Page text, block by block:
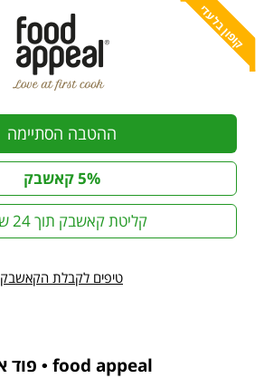
קופון בלעדי
ההטבה הסתיימה
5% קאשבק
קליטת קאשבק תוך 24 שעות
טיפים לקבלת הקאשבק
food appeal • פוד אפיל